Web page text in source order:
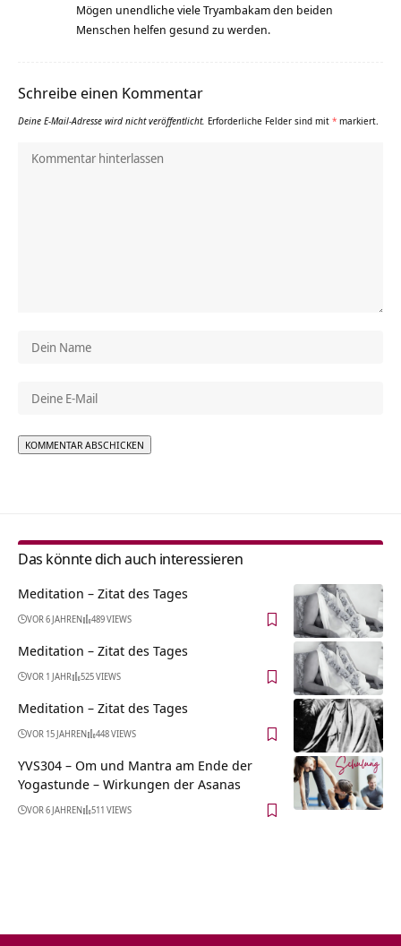
Mögen unendliche viele Tryambakam den beiden
Menschen helfen gesund zu werden.
Schreibe einen Kommentar
Deine E-Mail-Adresse wird nicht veröffentlicht. Erforderliche Felder sind mit * markiert.
Das könnte dich auch interessieren
Meditation – Zitat des Tages
VOR 6 JAHREN 489 VIEWS
Meditation – Zitat des Tages
VOR 1 JAHR 525 VIEWS
Meditation – Zitat des Tages
VOR 15 JAHREN 448 VIEWS
YVS304 – Om und Mantra am Ende der
Yogastunde – Wirkungen der Asanas
VOR 6 JAHREN 511 VIEWS